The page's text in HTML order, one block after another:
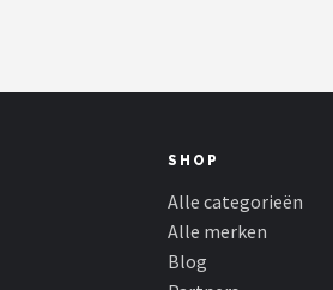
SHOP
Alle categorieën
Alle merken
Blog